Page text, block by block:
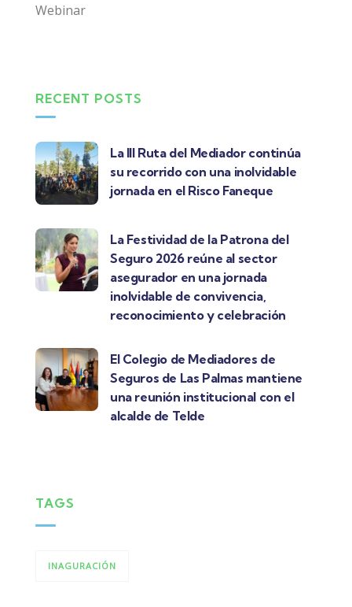
Webinar
RECENT POSTS
La III Ruta del Mediador continúa
su recorrido con una inolvidable
jornada en el Risco Faneque
La Festividad de la Patrona del
Seguro 2026 reúne al sector
asegurador en una jornada
inolvidable de convivencia,
reconocimiento y celebración
El Colegio de Mediadores de
Seguros de Las Palmas mantiene
una reunión institucional con el
alcalde de Telde
TAGS
INAGURACIÓN